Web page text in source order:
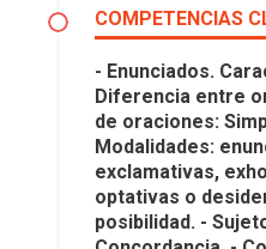
COMPETENCIAS
- Enunciados.
Diferencia entre
de oraciones:
Modalidades:
exclamativas,
optativas o
posibilidad. -